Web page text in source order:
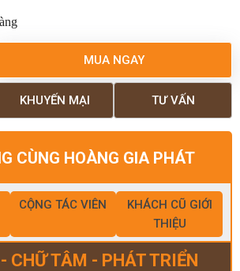
MUA NGAY
TƯ VẤN
KHUYẾN MẠI
CÙNG HOÀNG GIA PHÁT
CỘNG TÁC VIÊN
KHÁCH CŨ GIỚI
THIỆU
CHỮ TÂM - PHÁT TRIỂN